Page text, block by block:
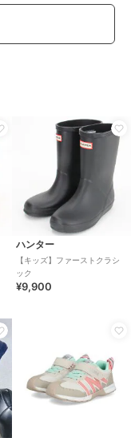
ハンター
【キッズ】ファーストクラシ
ック
¥9,900